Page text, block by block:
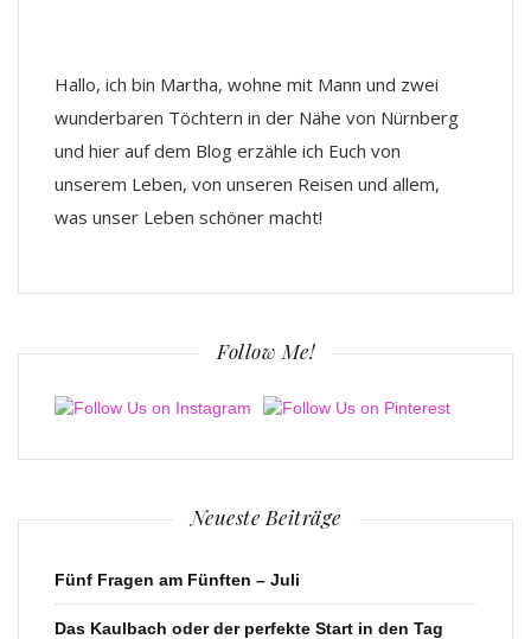
Hallo, ich bin Martha, wohne mit Mann und zwei
wunderbaren Töchtern in der Nähe von Nürnberg
und hier auf dem Blog erzähle ich Euch von
unserem Leben, von unseren Reisen und allem,
was unser Leben schöner macht!
Follow Me!
Neueste Beiträge
Fünf Fragen am Fünften – Juli
Das Kaulbach oder der perfekte Start in den Tag